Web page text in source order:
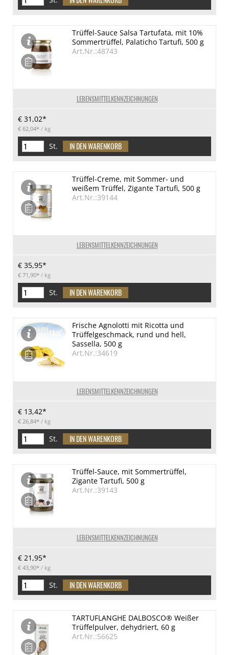
LEBENSMITTELKENNZEICHNUNGEN
Trüffel-Sauce Salsa Tartufata, mit 10%
Sommertrüffel, Palaticho Tartufi, 500 g
Art.Nr.:48743
€ 31,02*
€ 62,04* / kg
St.
LEBENSMITTELKENNZEICHNUNGEN
Trüffel-Creme, mit Sommer- und
weißem Trüffel, Zigante Tartufi, 500 g
Art.Nr.:39144
€ 35,95*
€ 71,90* / kg
St.
LEBENSMITTELKENNZEICHNUNGEN
Frische Agnolotti mit Ricotta und
Trüffelgeschmack, rund und hell,
Sassella, 500 g
Art.Nr.:34619
€ 13,42*
€ 26,84* / kg
St.
LEBENSMITTELKENNZEICHNUNGEN
Trüffel-Sauce, mit Sommertrüffel,
Zigante Tartufi, 500 g
Art.Nr.:39143
€ 21,95*
€ 43,90* / kg
St.
TARTUFLANGHE DALBOSCO® Weißer
Trüffelpulver, dehydriert, 60 g
Art.Nr.:56625